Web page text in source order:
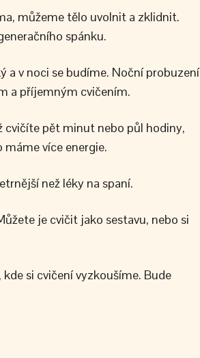
můžeme tělo uvolnit a zklidnit.
spánku.
a v noci se budíme. Noční probuzení
a příjemným cvičením.
cvičíte pět minut nebo půl hodiny,
více energie.
než léky na spaní.
je cvičit jako sestavu, nebo si
si cvičení vyzkoušíme. Bude